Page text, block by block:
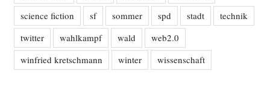
science fiction
sf sommer spd stadt
technik
twitter
wahlkampf wald
web2.0
winfried kretschmann
winter wissenschaft